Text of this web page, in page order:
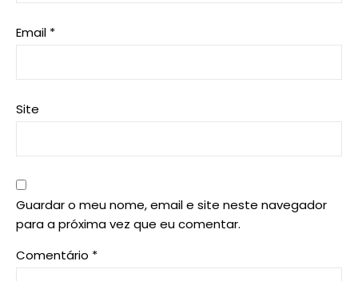
Email *
Site
Guardar o meu nome, email e site neste navegador
para a próxima vez que eu comentar.
Comentário *